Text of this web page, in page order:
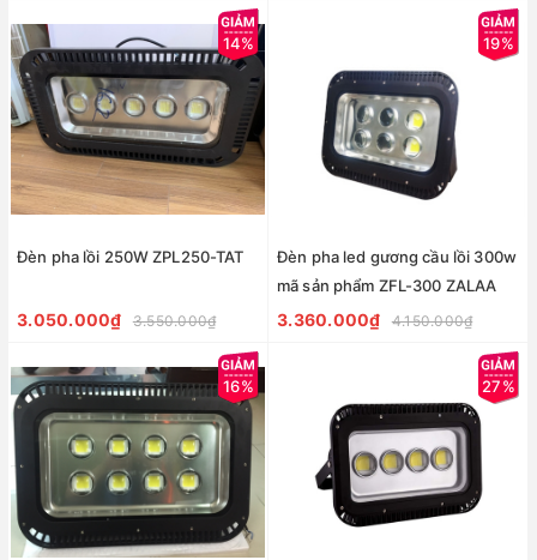
14%
Đèn pha lồi 250W ZPL250-TAT
3.050.000₫ 3.550.000₫
19%
Đèn pha led gương cầu lồi 300w
mã sản phẩm ZFL-300 ZALAA
3.360.000₫ 4.150.000₫
16% 27%